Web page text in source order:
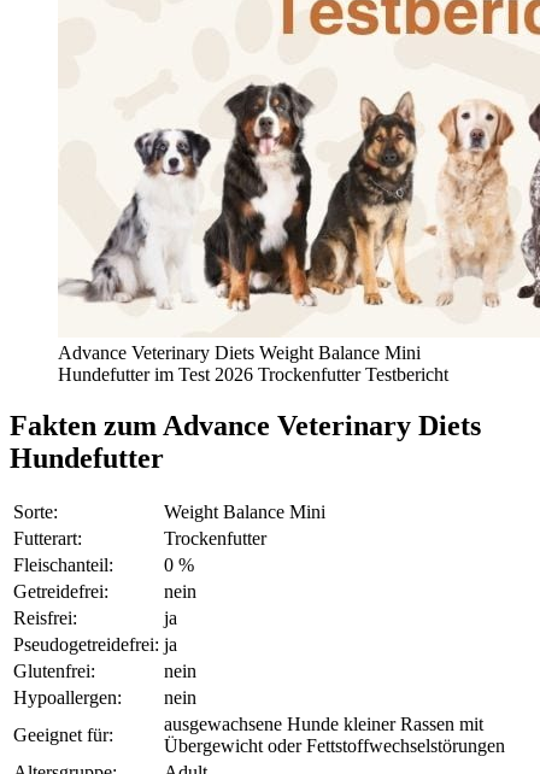
Advance Veterinary Diets Weight Balance Mini
Hundefutter im Test 2026 Trockenfutter Testbericht
Fakten zum Advance Veterinary Diets
Hundefutter
Sorte:
Weight Balance Mini
Futterart:
Trockenfutter
Fleischanteil:
0 %
Getreidefrei:
nein
Reisfrei:
ja
Pseudogetreidefrei: ja
Glutenfrei:
nein
Hypoallergen:
nein
Geeignet für:
ausgewachsene Hunde kleiner Rassen mit
Übergewicht oder Fettstoffwechselstörungen